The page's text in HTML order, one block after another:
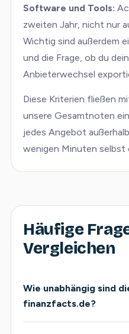
Software und Tools:
zweiten Jahr, nicht nur
Wichtig sind außerdem
und die Frage, ob du
Anbieterwechsel
Diese Kriterien fließen
unsere Gesamtnoten
jedes Angebot
wenigen Minuten selbst
Häufige
Vergleichen
Wie unabhängig sind
finanzfacts.de?